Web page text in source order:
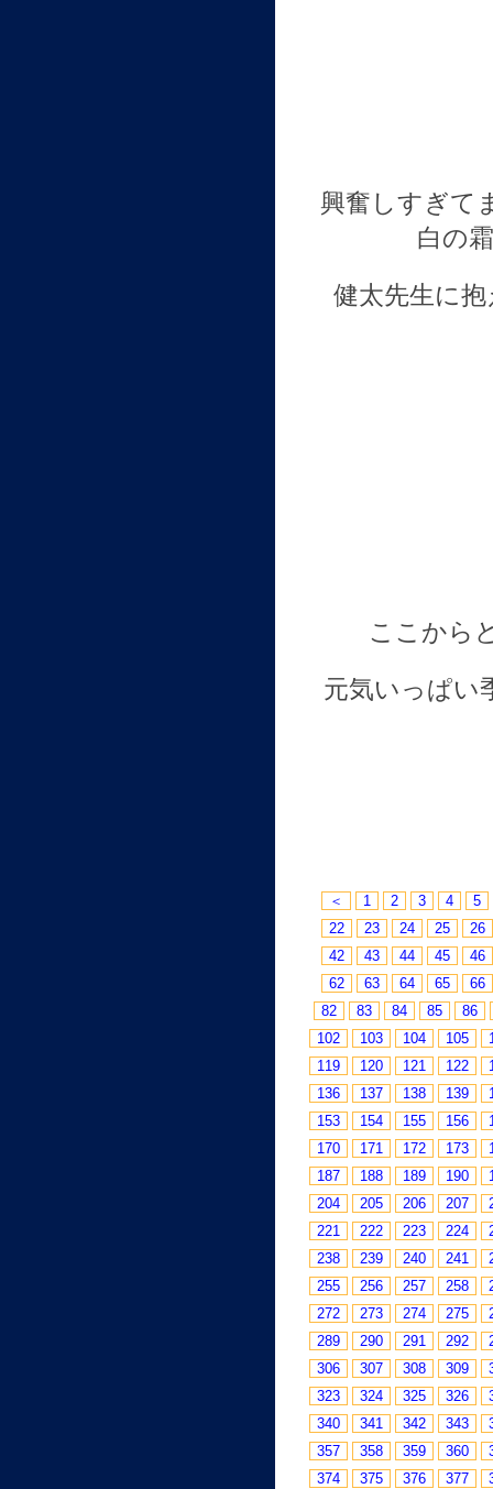
興奮しすぎて
白の
健太先生に
ここから
元気いっぱい
＜ 1 2 3 4
5
22
23 24 25
26
42
43 44 45
46
62
63 64 65
66
82
83 84 85
86
102
103 104 105
119
120 121 122
136
137 138 139
153
154 155 156
170
171 172 173
187
188 189 190
204
205 206 207
221
222 223 224
238
239 240 241
255
256 257 258
272
273 274 275
289
290 291 292
306
307 308 309
323
324 325 326
340
341 342 343
357
358 359 360
374
375 376 377